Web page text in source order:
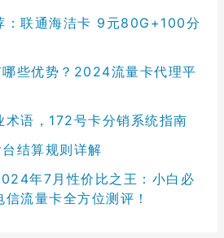
：联通海洁卡 9元80G+100分
些优势？2024流量卡代理平
术语，172号卡分销系统指南
结算规则详解
年7月性价比之王：小白必
流量卡全方位测评！